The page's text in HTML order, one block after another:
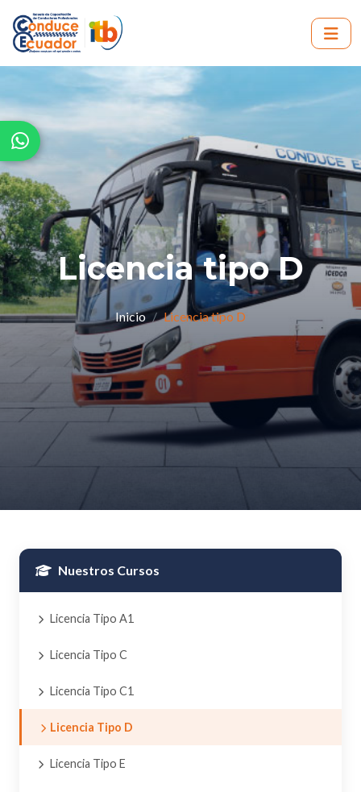
Licencia tipo D
Inicio Licencia tipo D
Nuestros Cursos
Licencia Tipo A1
Licencia Tipo C
Licencia Tipo C1
Licencia Tipo D
Licencia Tipo E